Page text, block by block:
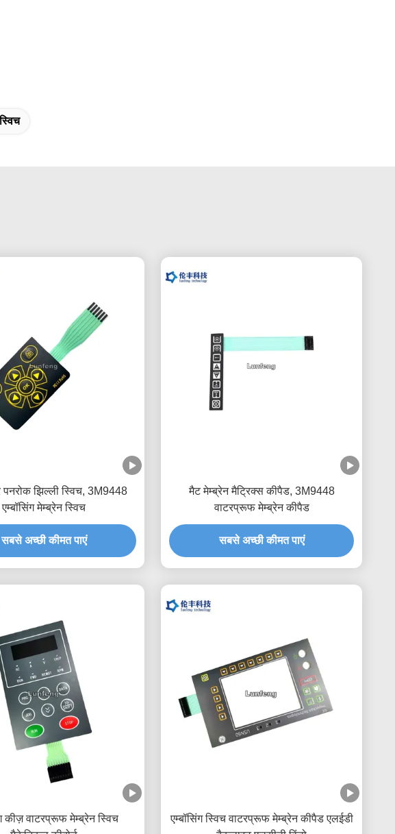
पनरोक झिल्ली स्विच, 3M9448
एम्बॉसिंग मेम्ब्रेन स्विच
सबसे अच्छी कीमत पाएं
मैट मेम्ब्रेन मैट्रिक्स कीपैड, 3M9448
वाटरप्रूफ मेम्ब्रेन कीपैड
सबसे अच्छी कीमत पाएं
कीज़ वाटरप्रूफ मेम्ब्रेन स्विच
एम्बॉसिंग स्विच वाटरप्रूफ मेम्ब्रेन कीपैड एलईडी